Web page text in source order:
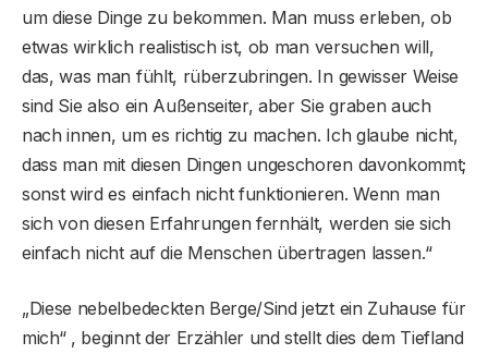
um diese Dinge zu bekommen. Man muss erleben, ob
etwas wirklich realistisch ist, ob man versuchen will,
das, was man fühlt, rüberzubringen. In gewisser Weise
sind Sie also ein Außenseiter, aber Sie graben auch
nach innen, um es richtig zu machen. Ich glaube nicht,
dass man mit diesen Dingen ungeschoren davonkommt;
sonst wird es einfach nicht funktionieren. Wenn man
sich von diesen Erfahrungen fernhält, werden sie sich
einfach nicht auf die Menschen übertragen lassen.“
„Diese nebelbedeckten Berge/Sind jetzt ein Zuhause für
mich“ , beginnt der Erzähler und stellt dies dem Tiefland